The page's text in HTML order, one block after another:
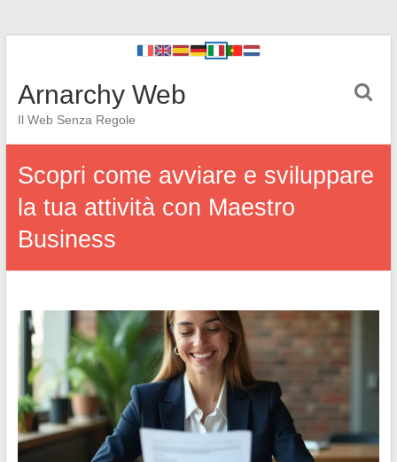
Arnarchy Web
Il Web Senza Regole
Scopri come avviare e sviluppare
la tua attività con Maestro
Business